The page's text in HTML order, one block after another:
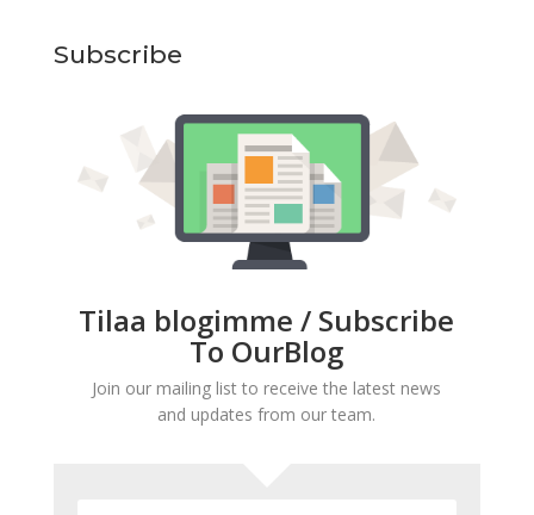
Subscribe
Tilaa blogimme / Subscribe
To OurBlog
Join our mailing list to receive the latest news
and updates from our team.